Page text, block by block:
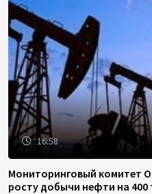
16:58
Мониторинговый комитет
росту добычи нефти на 400